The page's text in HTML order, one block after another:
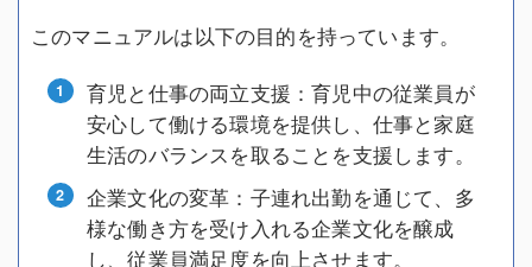
このマニュアルは以下の目的を持っています。
育児と仕事の両立支援：育児中の従業員が
安心して働ける環境を提供し、仕事と家庭
生活のバランスを取ることを支援します。
企業文化の変革：子連れ出勤を通じて、多
様な働き方を受け入れる企業文化を醸成
し、従業員満足度を向上させます。